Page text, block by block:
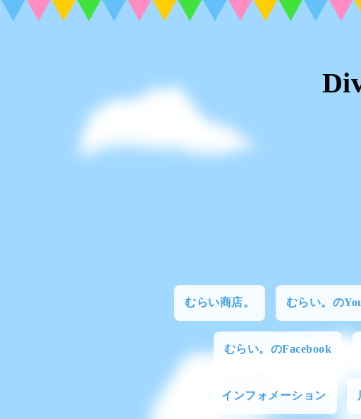
むらい商店。 むらい。の
むらい。のFacebook
インフォメーション